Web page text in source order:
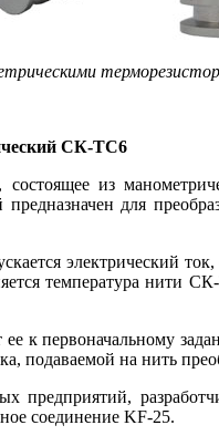
СК-ТС6
из
для
электрический
температура ни­ти
к первоначальному
подаваемой на нить
предприятий,
соединение KF-25.